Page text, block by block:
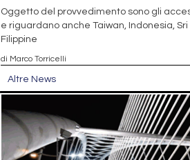
Oggetto del provvedimento sono gli
e riguardano anche Taiwan, Indonesia, Sri
Filippine
di Marco Torricelli
Altre News